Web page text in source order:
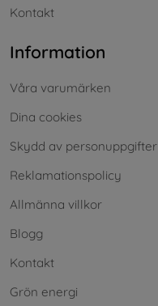
Kontakt
Information
Våra varumärken
Dina cookies
Skydd av personuppgifter
Reklamationspolicy
Allmänna villkor
Blogg
Kontakt
Grön energi